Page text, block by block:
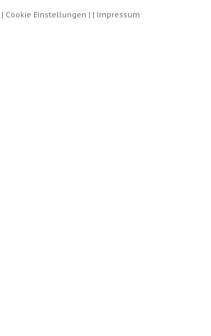
| Cookie Einstellungen | | Impressum